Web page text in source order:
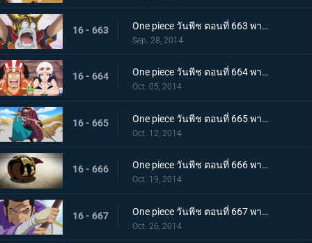
16 - 663 One piece วันพีช ตอนที่ 663 พากย์ไทย ลูฟี่ตกตะลึง ชายผู้สานต่อเจตนารมณ์ของเอส
Sep. 28, 2014
16 - 664 One piece วันพีช ตอนที่ 664 พากย์ไทย เริ่มแผนการ SOP อุโซแลนด์บุกโจมตี
Oct. 05, 2014
16 - 665 One piece วันพีช ตอนที่ 665 พากย์ไทย ความรู้สึกอันเร่าร้อน รีเบคก้า ปะทะ สุไลมาน
Oct. 12, 2014
16 - 666 One piece วันพีช ตอนที่ 666 พากย์ไทย ได้ตัวผู้ชนะ!? บทสรุปของบล็อก D ที่น่าตะลึง
Oct. 19, 2014
16 - 667 One piece วันพีช ตอนที่ 667 พากย์ไทย การตัดสินใจของพลเรือเอก ฟูจิโทระ ปะทะ โดฟลามิงโก้
Oct. 26, 2014